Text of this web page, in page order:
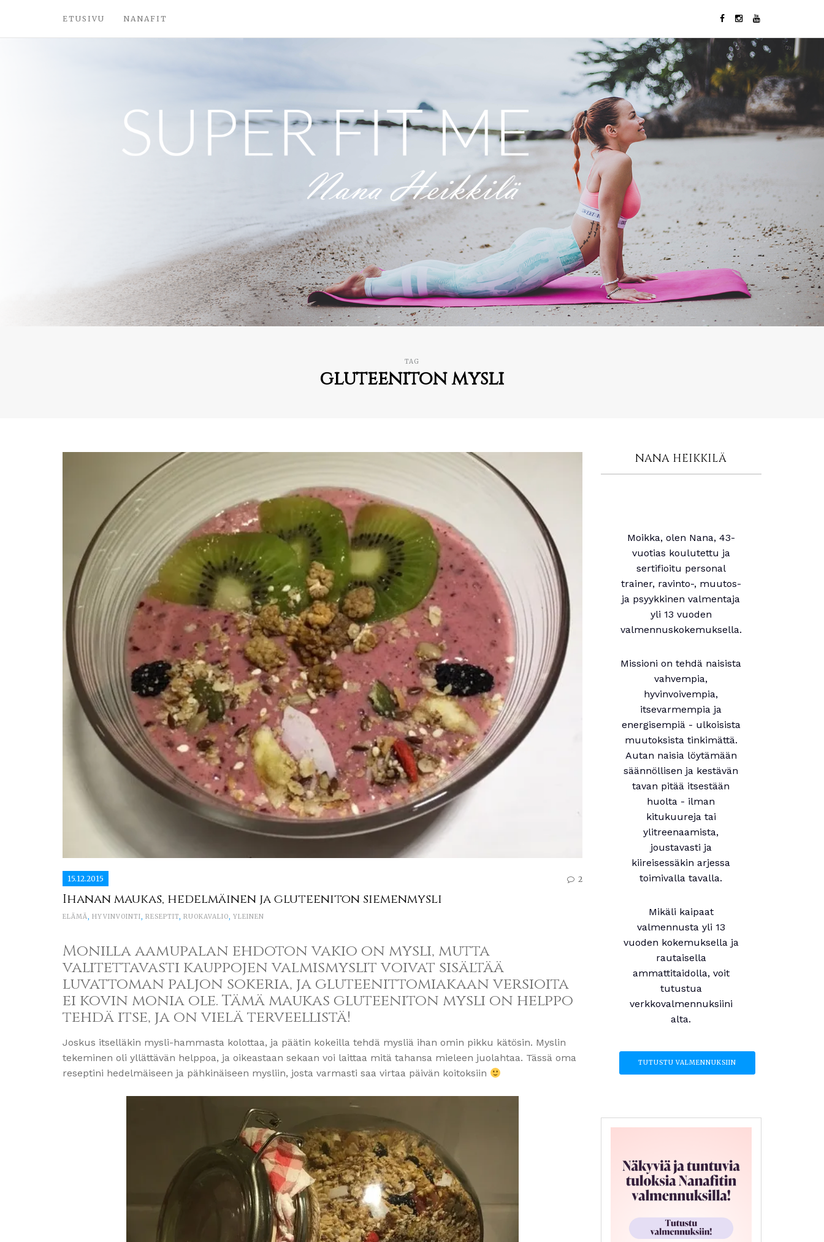
ETUSIVU NANAFIT
TAG
gluteeniton mysli
15.12.2015 2
Ihanan maukas, hedelmäinen ja gluteeniton siemenmysli
ELÄMÄ, HYVINVOINTI, RESEPTIT, RUOKAVALIO, YLEINEN
Monilla aamupalan ehdoton vakio on mysli, mutta
valitettavasti kauppojen valmismyslit voivat sisältää
luvattoman paljon sokeria, ja gluteenittomiakaan versioita
ei kovin monia ole. Tämä maukas gluteeniton mysli on helppo
tehdä itse, ja on vielä terveellistä!
Joskus itselläkin mysli-hammasta kolottaa, ja päätin kokeilla tehdä mysliä ihan omin pikku kätösin. Myslin
tekeminen oli yllättävän helppoa, ja oikeastaan sekaan voi laittaa mitä tahansa mieleen juolahtaa. Tässä oma
reseptini hedelmäiseen ja pähkinäiseen mysliin, josta varmasti saa virtaa päivän koitoksiin
NANA HEIKKILÄ
Moikka, olen Nana, 43-
vuotias koulutettu ja
sertifioitu personal
trainer, ravinto-, muutos-
ja psyykkinen valmentaja
yli 13 vuoden
valmennuskokemuksella.
Missioni on tehdä naisista
vahvempia,
hyvinvoivempia,
itsevarmempia ja
energisempiä - ulkoisista
muutoksista tinkimättä.
Autan naisia löytämään
säännöllisen ja kestävän
tavan pitää itsestään
huolta - ilman
kitukuureja tai
ylitreenaamista,
joustavasti ja
kiireisessäkin arjessa
toimivalla tavalla.
Mikäli kaipaat
valmennusta yli 13
vuoden kokemuksella ja
rautaisella
ammattitaidolla, voit
tutustua
verkkovalmennuksiini
alta.
TUTUSTU VALMENNUKSIIN